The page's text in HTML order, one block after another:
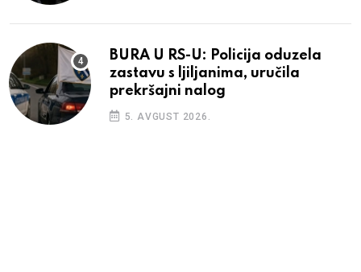
BURA U RS-U: Policija oduzela
zastavu s ljiljanima, uručila
prekršajni nalog
5. AVGUST 2026.